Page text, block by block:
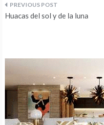
Navegação
artigos
Huacas del sol y de la luna